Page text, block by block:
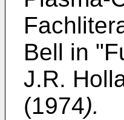
Bell in
J.R.
(1974).